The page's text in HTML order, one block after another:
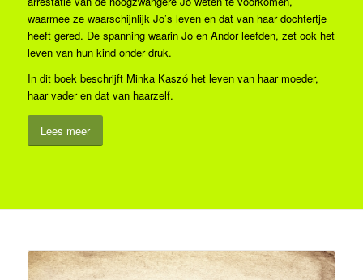
waarmee ze waarschijnlijk Jo’s leven en dat van haar dochtertje
heeft gered. De spanning waarin Jo en Andor leefden, zet ook het
leven van hun kind onder druk.
In dit boek beschrijft Minka Kaszó het leven van haar moeder,
haar vader en dat van haarzelf.
Lees meer